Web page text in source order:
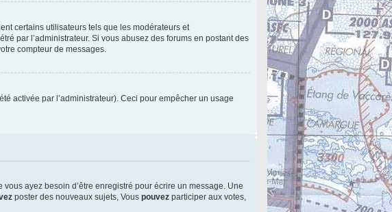
certains utilisateurs tels que les modérateurs et
par l’administrateur. Si vous abusez des forums en postant des
compteur de messages.
activée par l’administrateur). Ceci pour empêcher un usage
ayez besoin d’être enregistré pour écrire un message. Une
poster des nouveaux sujets, Vous pouvez participer aux votes,